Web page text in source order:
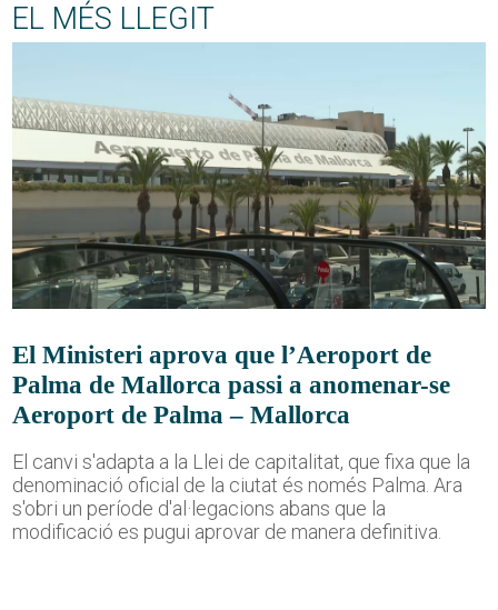
EL MÉS LLEGIT
El Ministeri aprova que l’Aeroport de
Palma de Mallorca passi a anomenar-se
Aeroport de Palma – Mallorca
El canvi s'adapta a la Llei de capitalitat, que fixa que la
denominació oficial de la ciutat és només Palma. Ara
s'obri un període d'al·legacions abans que la
modificació es pugui aprovar de manera definitiva.